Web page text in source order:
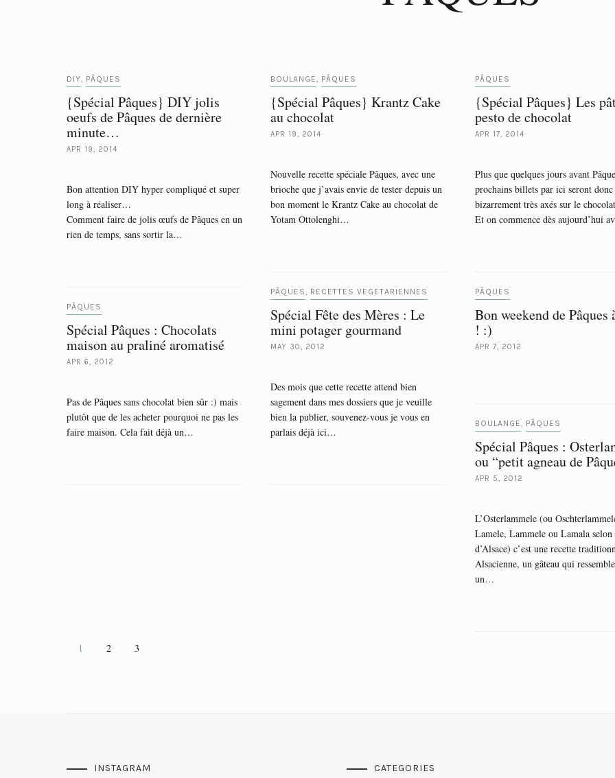
DIY, PÂQUES
{Spécial Pâques} DIY jolis
oeufs de Pâques de dernière
minute…
APR 19, 2014
Bon attention DIY hyper compliqué et super
long à réaliser…
Comment faire de jolis œufs de Pâques en un
rien de temps, sans sortir la…
BOULANGE, PÂQUES
{Spécial Pâques} Krantz Cake
au chocolat
APR 19, 2014
Nouvelle recette spéciale Pâques, avec une
brioche que j’avais envie de tester depuis un
bon moment le Krantz Cake au chocolat de
Yotam Ottolenghi…
PÂQUES
{Spécial Pâques} Les
pesto de chocolat
APR 17, 2014
Plus que quelques jours avant
prochains billets par ici seront donc
bizarrement très axés sur le
Et on commence dès aujourd’hui
PÂQUES, RECETTES VEGETARIENNES
Spécial Fête des Mères : Le
mini potager gourmand
MAY 30, 2012
Des mois que cette recette attend bien
sagement dans mes dossiers que je veuille
bien la publier, souvenez-vous je vous en
parlais déjà ici…
PÂQUES
Bon weekend de Pâques
! :)
APR 7, 2012
PÂQUES
Spécial Pâques : Chocolats
maison au praliné aromatisé
APR 6, 2012
Pas de Pâques sans chocolat bien sûr :) mais
plutôt que de les acheter pourquoi ne pas les
faire maison. Cela fait déjà un…
BOULANGE, PÂQUES
Spécial Pâques :
ou “petit agneau de
APR 5, 2012
L’Osterlammele (ou
Lamele, Lammele ou Lamala selon
d’Alsace) c’est une recette
Alsacienne, un gâteau qui
un…
1 2 3
INSTAGRAM CATEGORIES